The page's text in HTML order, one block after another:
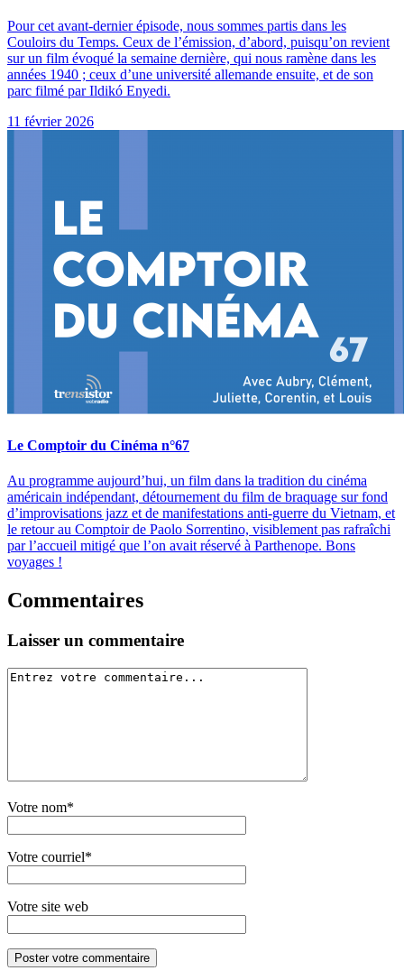
Pour cet avant-dernier épisode, nous sommes partis dans les
Couloirs du Temps. Ceux de l’émission, d’abord, puisqu’on revient
sur un film évoqué la semaine dernière, qui nous ramène dans les
années 1940 ; ceux d’une université allemande ensuite, et de son
parc filmé par Ildikó Enyedi.
11 février 2026
Le Comptoir du Cinéma n°67
Au programme aujourd’hui, un film dans la tradition du cinéma
américain indépendant, détournement du film de braquage sur fond
d’improvisations jazz et de manifestations anti-guerre du Vietnam, et
le retour au Comptoir de Paolo Sorrentino, visiblement pas rafraîchi
par l’accueil mitigé que l’on avait réservé à Parthenope. Bons
voyages !
Commentaires
Laisser un commentaire
Votre nom*
Votre courriel*
Votre site web